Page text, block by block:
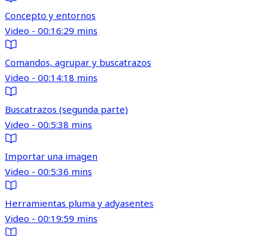
Concepto y entornos
Video - 00:16:29 mins
Comandos, agrupar y buscatrazos
Video - 00:14:18 mins
Buscatrazos (segunda parte)
Video - 00:5:38 mins
Importar una imagen
Video - 00:5:36 mins
Herramientas pluma y adyasentes
Video - 00:19:59 mins